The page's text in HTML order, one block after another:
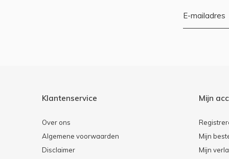
Klantenservice
Over ons
Algemene voorwaarden
Disclaimer
Mijn
Mijn
Mijn